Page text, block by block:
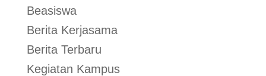
Beasiswa
Berita Kerjasama
Berita Terbaru
Kegiatan Kampus